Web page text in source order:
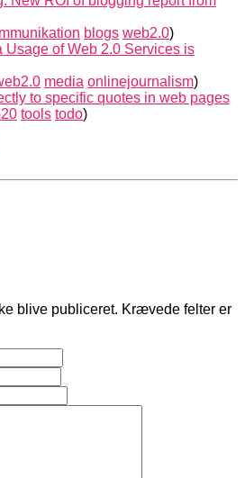
blogs web2.0)
Usage of Web 2.0 Services is
media onlinejournalism)
to specific quotes in web pages
tools todo)
blive publiceret. Krævede felter er